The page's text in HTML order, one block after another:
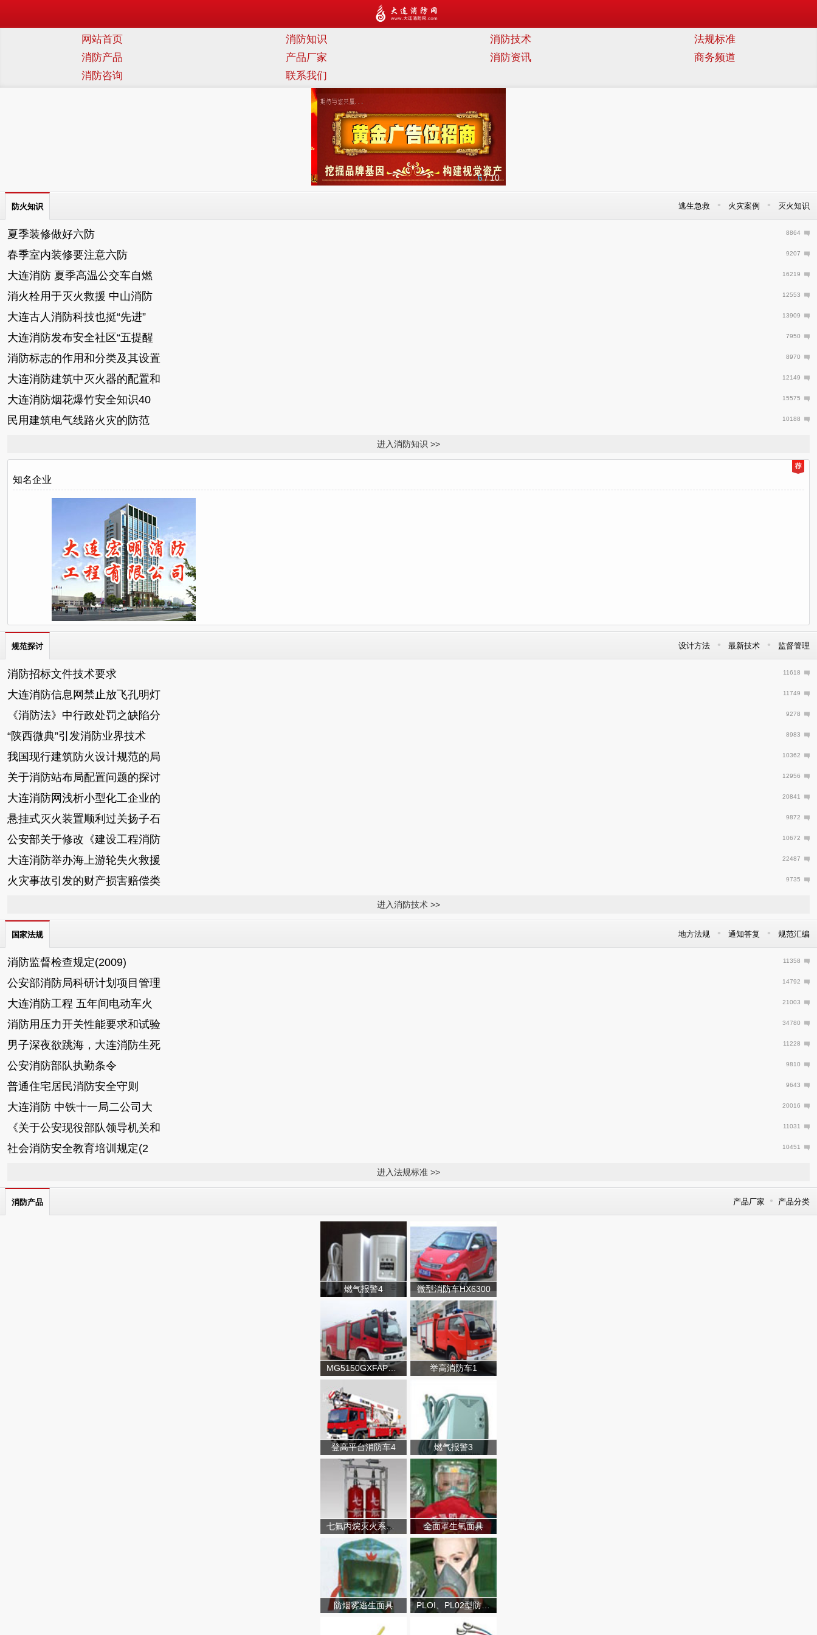
连消防网
网站首页 消防知识 消防技术
法规标准
消防产品
产品厂家 消防资讯
商务频道
消防咨询
联系我们
6/ 10
防火知识 逃生急救 • 火灾案例 • 灭火知识
夏季装修做好六防 8864
春季室内装修要注意六防 9207
大连消防 夏季高温公交车自燃 16219
消火栓用于灭火救援 中山消防 12553
大连古人消防科技也挺“先进” 13909
大连消防发布安全社区“五提醒 7950
消防标志的作用和分类及其设置 8970
大连消防建筑中灭火器的配置和 12149
大连消防烟花爆竹安全知识40 15575
民用建筑电气线路火灾的防范 10188
进入消防知识 >>
知名企业
规范探讨 设计方法 • 最新技术 • 监督管理
消防招标文件技术要求 11618
大连消防信息网禁止放飞孔明灯 11749
《消防法》中行政处罚之缺陷分 9278
“陕西微典”引发消防业界技术 8983
我国现行建筑防火设计规范的局 10362
关于消防站布局配置问题的探讨 12956
大连消防网浅析小型化工企业的 20841
悬挂式灭火装置顺利过关扬子石 9872
公安部关于修改《建设工程消防 10672
大连消防举办海上游轮失火救援 22487
火灾事故引发的财产损害赔偿类 9735
进入消防技术 >>
国家法规 地方法规 • 通知答复 • 规范汇编
消防监督检查规定(2009) 11358
公安部消防局科研计划项目管理 14792
大连消防工程 五年间电动车火 21003
消防用压力开关性能要求和试验 34780
男子深夜欲跳海，大连消防生死 11228
公安消防部队执勤条令 9810
普通住宅居民消防安全守则 9643
大连消防 中铁十一局二公司大 20016
《关于公安现役部队领导机关和 11031
社会消防安全教育培训规定(2 10451
进入法规标准 >>
消防产品 产品厂家 • 产品分类
燃气报警4 微型消防车HX6300
MG5150GXFAP50A类泡沫消防车 举高消防车1
登高平台消防车4 燃气报警3
七氟丙烷灭火系统（有管网） 全面罩生氧面具
防烟雾逃生面具 PLOI、PL02型防毒面具